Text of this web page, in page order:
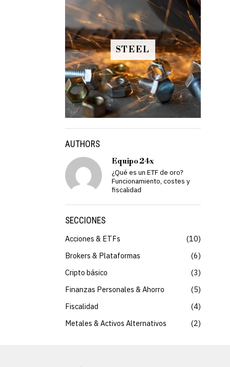
STEEL
AUTHORS
Equipo 24x
¿Qué es un ETF de oro?
Funcionamiento, costes y
fiscalidad
SECCIONES
Acciones & ETFs
10
Brokers & Plataformas
6
Cripto básico
3
Finanzas Personales & Ahorro
5
Fiscalidad
4
Metales & Activos Alternativos
2